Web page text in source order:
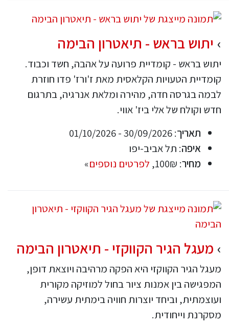
יתוש בראש - תיאטרון הבימה
יתוש בראש - קומדיית פרועה על אהבה, חשד וכבוד.
קומדיית הטעויות הקלאסית מאת ז'ורז' פדו חוזרת
לבמה בגרסה חדה, מהירה ומלאת אנרגיה, בתרגום
חדש וקולח של אלי ביז' אווי.
תאריך: 30/09/2026 - 01/10/2026
איפה: תל אביב-יפו
מחיר: 100₪, לפרטים נוספים»
מעגל הגיר הקווקזי - תיאטרון הבימה
מעגל הגיר הקווקזי היא הפקה מרהיבה ויוצאת דופן,
המפגישה בין אמנות ציור בחול למוזיקה מקורית
ועוצמתית, וביחד יוצרות חוויה בימתית עשירה,
מסקרנת וייחודית.